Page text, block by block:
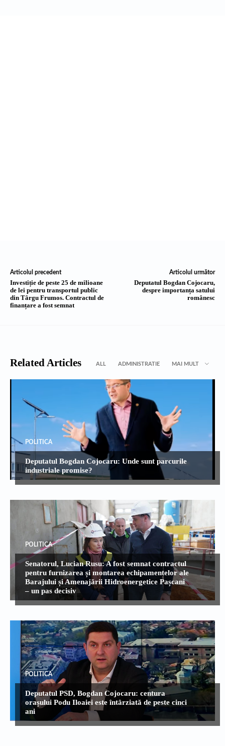
Articolul precedent
Investiție de peste 25 de milioane
de lei pentru transportul public
din Târgu Frumos. Contractul de
finanțare a fost semnat
Articolul următor
Deputatul Bogdan Cojocaru,
despre importanța satului
românesc
Related Articles ALL ADMINISTRATIE MAI MULT
POLITICA
Deputatul Bogdan Cojocaru: Unde sunt parcurile
industriale promise?
POLITICA
Senatorul, Lucian Rusu: A fost semnat contractul
pentru furnizarea și montarea echipamentelor ale
Barajului și Amenajării Hidroenergetice Pașcani
– un pas decisiv
POLITICA
Deputatul PSD, Bogdan Cojocaru: centura
orașului Podu Iloaiei este întârziată de peste cinci
ani